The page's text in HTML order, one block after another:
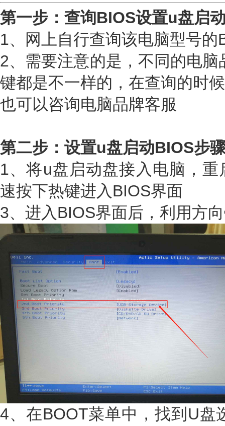
第一步：查询BIOS设置u盘启
1、网上自行查询该电脑型号的
2、需要注意的是，不同的电
键都是不一样的，在查询的时
也可以咨询电脑品牌客服
第二步：设置u盘启动BIOS步
1、将u盘启动盘接入电脑，
速按下热键进入BIOS界面
3、进入BIOS界面后，利用方
4、在BOOT菜单中，找到U盘